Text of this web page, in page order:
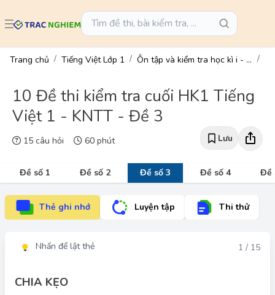
Trang chủ Tiếng Việt Lớp 1 Ôn tập và kiểm tra học kì i - tiếng việt 1
10 Đề thi kiểm tra cuối HK1 Tiếng
Việt 1 - KNTT - Đề 3
15 câu hỏi 60 phút Lưu
Đề số 1 Đề số 2 Đề số 3 Đề số 4 Đề
Thẻ ghi nhớ Luyện tập Thi thử
Nhấn để lật thẻ 1 / 15
CHIA KẸO